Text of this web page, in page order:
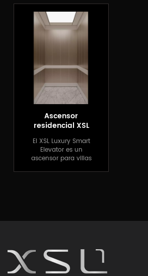
Ascensor
residencial XSL
El XSL Luxury Smart
Elevator es un
ascensor para villas
última generación,
una experiencia de
ascensor única para
su hogar.